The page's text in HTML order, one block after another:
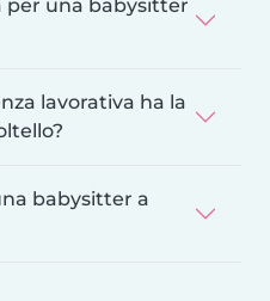
per una babysitter
lavorativa ha la
babysitter a